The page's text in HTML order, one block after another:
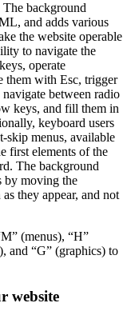
The background
and adds various
the website operable
to navigate the
operate
them with Esc, trigger
between radio
keys, and fill them in
keyboard users
menus, available
first elements of the
The background
by moving the
they appear, and not
(menus), “H”
and “G” (graphics) to
website